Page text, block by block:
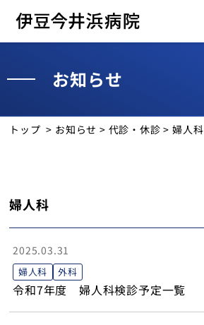
WEB
診療部門
健診・人間ドック
お知らせ
トップ > お知らせ > 代診・休診> 婦人科
婦人科
2025.03.31
婦人科 外科
令和7年度 婦人科検診予定一覧